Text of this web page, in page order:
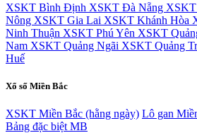
XSKT Bình Định XSKT Đà Nẵng
Nông XSKT Gia Lai XSKT Khánh Hòa
Ninh Thuận XSKT Phú Yên XSKT
Nam XSKT Quảng Ngãi XSKT Quảng
Huế
Xổ số Miền Bắc
XSKT Miền Bắc (hằng ngày) Lô gan
Bảng đặc biệt MB